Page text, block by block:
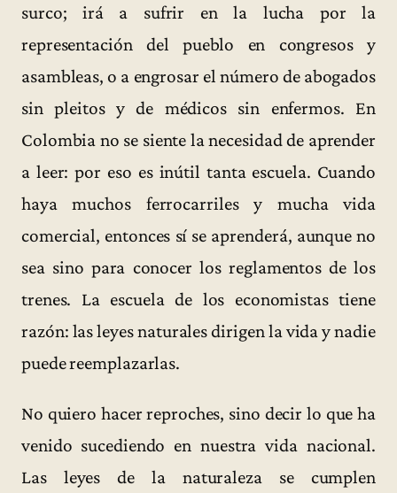
surco; irá a sufrir en la lucha por la
representación del pueblo en congresos y
asambleas, o a engrosar el número de abogados
sin pleitos y de médicos sin enfermos. En
Colombia no se siente la necesidad de aprender
a leer: por eso es inútil tanta escuela. Cuando
haya muchos ferrocarriles y mucha vida
comercial, entonces sí se aprenderá, aunque no
sea sino para conocer los reglamentos de los
trenes. La escuela de los economistas tiene
razón: las leyes naturales dirigen la vida y nadie
puede reemplazarlas.
No quiero hacer reproches, sino decir lo que ha
venido sucediendo en nuestra vida nacional.
Las leyes de la naturaleza se cumplen